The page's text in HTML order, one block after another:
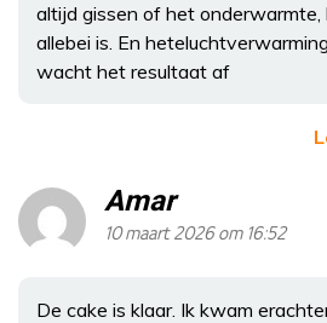
altijd gissen of het
allebei is. En
wacht het resultaat af
Amar
10 maart 2026 om 16:52
De cake is klaar. Ik kwam